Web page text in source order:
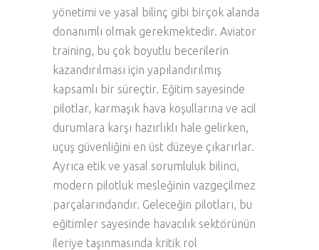
yönetimi ve yasal bilinç gibi birçok alanda
donanımlı olmak gerekmektedir. Aviator
training, bu çok boyutlu becerilerin
kazandırılması için yapılandırılmış
kapsamlı bir süreçtir. Eğitim sayesinde
pilotlar, karmaşık hava koşullarına ve acil
durumlara karşı hazırlıklı hale gelirken,
uçuş güvenliğini en üst düzeye çıkarırlar.
Ayrıca etik ve yasal sorumluluk bilinci,
modern pilotluk mesleğinin vazgeçilmez
parçalarındandır. Geleceğin pilotları, bu
eğitimler sayesinde havacılık sektörünün
ileriye taşınmasında kritik rol